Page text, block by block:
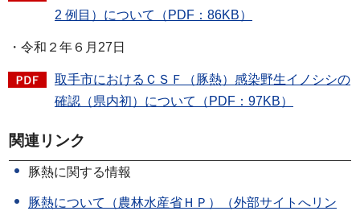
2 例目）について（PDF：86KB）
・令和２年６月27日
取手市におけるＣＳＦ（豚熱）感染野生イノシシの
確認（県内初）について（PDF：97KB）
関連リンク
豚熱に関する情報
豚熱について（農林水産省ＨＰ）（外部サイトへリン